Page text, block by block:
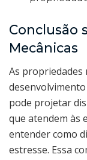
Conclusão
Mecânicas
As propriedades
pode projetar
que atendem às
entender como
estresse. Essa